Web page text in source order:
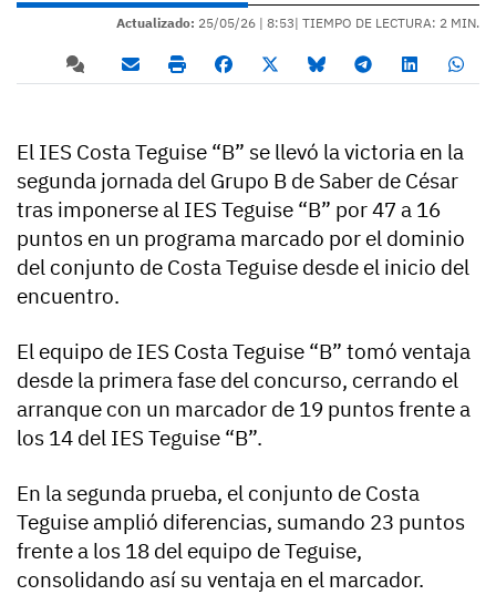
Actualizado: 25/05/26 | 8:53| TIEMPO DE LECTURA: 2 MIN.
El IES Costa Teguise “B” se llevó la victoria en la
segunda jornada del Grupo B de Saber de César
tras imponerse al IES Teguise “B” por 47 a 16
puntos en un programa marcado por el dominio
del conjunto de Costa Teguise desde el inicio del
encuentro.
El equipo de IES Costa Teguise “B” tomó ventaja
desde la primera fase del concurso, cerrando el
arranque con un marcador de 19 puntos frente a
los 14 del IES Teguise “B”.
En la segunda prueba, el conjunto de Costa
Teguise amplió diferencias, sumando 23 puntos
frente a los 18 del equipo de Teguise,
consolidando así su ventaja en el marcador.